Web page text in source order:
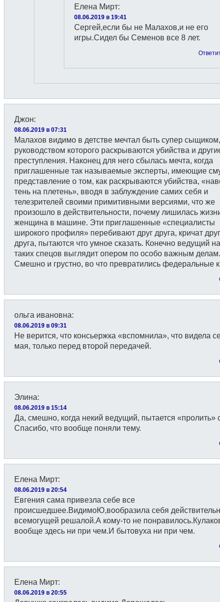
Елена Мирт:
08.06.2019 в 19:41
Сергей,если бы не Малахов,и не его
игры.Сидел бы Семенов все 8 лет.
Джон:
08.06.2019 в 07:31
Малахов видимо в детстве мечтал быть супер
руководством которого раскрываются убийства и
преступления. Наконец для него сбылась мечта, когда
приглашенные так называемые эксперты, имеющие
представление о том, как раскрываются убийства,
тень на плетень», вводя в заблуждение самих себя и
телезрителей своими примитивными версиями, что же
произошло в действительности, почему лишилась
женщина в машине. Эти приглашенные «специалисты
широкого профиля» перебивают друг друга, кричат
друга, пытаются что умное сказать. Конечно ведущий
таких спецов выглядит опером по особо важным делам.
Смешно и грустно, во что превратились федеральные
ольга ивановна:
08.06.2019 в 09:31
Не верится, что консьержка «вспомнила», что видела
мая, только перед второй передачей.
Элина:
08.06.2019 в 15:14
Да, смешно, когда некий ведущий, пытается «пролить»
Спасибо, что вообще поняли тему.
Елена Мирт:
08.06.2019 в 20:54
Евгения сама привезла себе все
происшедшее.ВидимоЮ,вообразила себя
всемогущей решалой.А кому-то не
вообще здесь ни при чем.И бытовуха ни при чем.
Елена Мирт:
08.06.2019 в 20:55